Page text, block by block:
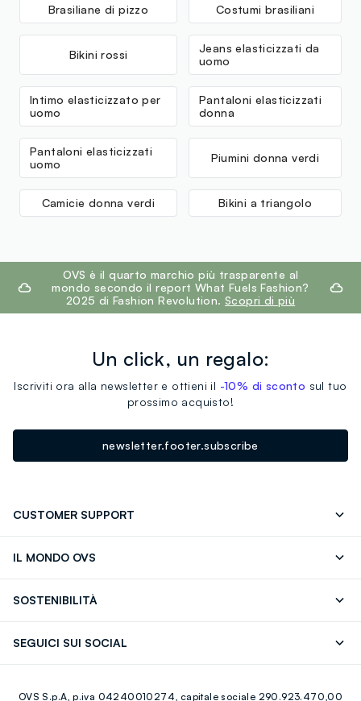
Brasiliane di pizzo Costumi brasiliani
Bikini rossi
Jeans elasticizzati da
uomo
Intimo elasticizzato per
uomo
Pantaloni elasticizzati
donna
Pantaloni elasticizzati
uomo
Piumini donna verdi
Camicie donna verdi Bikini a triangolo
footer.ariatitleOVS è il quarto marchio più trasparente al
mondo secondo il report What Fuels Fashion?
2025 di Fashion Revolution. Scopri di più
Un click, un regalo:
Iscriviti ora alla newsletter e ottieni il -10% di sconto sul tuo
prossimo acquisto!
newsletter.footer.subscribe
CUSTOMER SUPPORT
IL MONDO OVS
Giftcard
SOSTENIBILITÀ
SEGUICI SUI SOCIAL
OVS S.p.A, p.iva 04240010274, capitale sociale 290.923.470,00